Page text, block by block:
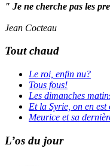
" Je ne cherche pas les
Jean Cocteau
Tout chaud
Le roi, enfin nu?
Tous fous!
Les dimanches
Et la Syrie, on en est
Meurice et sa
L’os du jour